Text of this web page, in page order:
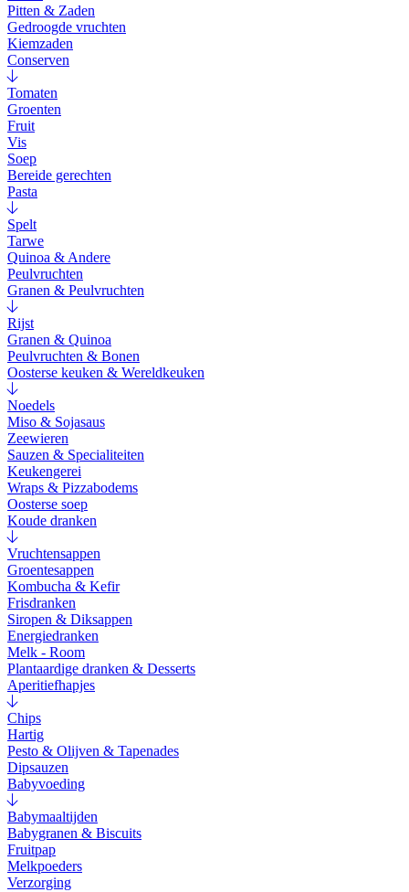
Pitten & Zaden
Gedroogde vruchten
Kiemzaden
Conserven
Tomaten
Groenten
Fruit
Vis
Soep
Bereide gerechten
Pasta
Spelt
Tarwe
Quinoa & Andere
Peulvruchten
Granen & Peulvruchten
Rijst
Granen & Quinoa
Peulvruchten & Bonen
Oosterse keuken & Wereldkeuken
Noedels
Miso & Sojasaus
Zeewieren
Sauzen & Specialiteiten
Keukengerei
Wraps & Pizzabodems
Oosterse soep
Koude dranken
Vruchtensappen
Groentesappen
Kombucha & Kefir
Frisdranken
Siropen & Diksappen
Energiedranken
Melk - Room
Plantaardige dranken & Desserts
Aperitiefhapjes
Chips
Hartig
Pesto & Olijven & Tapenades
Dipsauzen
Babyvoeding
Babymaaltijden
Babygranen & Biscuits
Fruitpap
Melkpoeders
Verzorging